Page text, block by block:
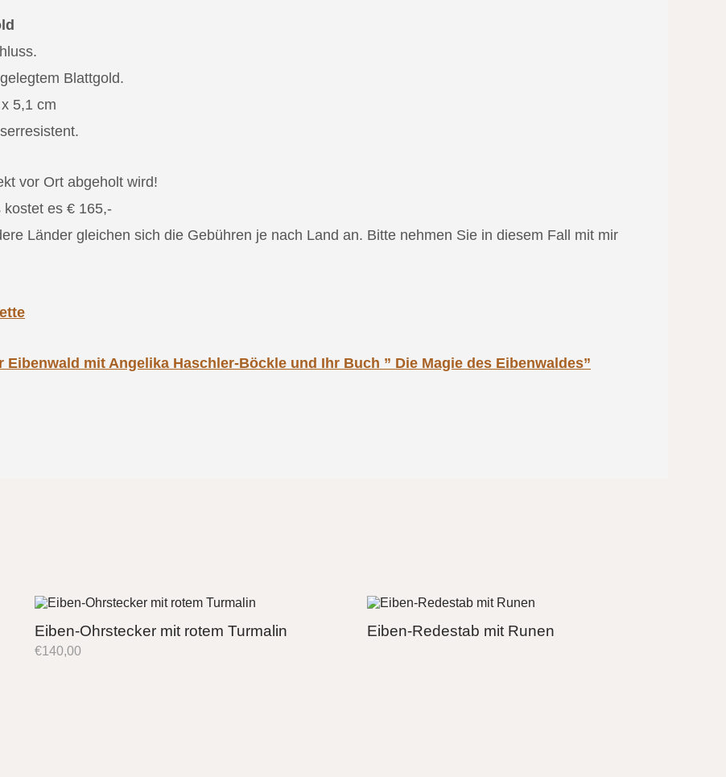
Blattgold.
5,1 cm
vor Ort abgeholt wird!
kostet es € 165,-
Länder gleichen sich die Gebühren je nach Land an. Bitte nehmen Sie in diesem Fall mit mir
mit Angelika Haschler-Böckle und Ihr Buch ” Die Magie des Eibenwaldes”
Eiben-Ohrstecker mit rotem Turmalin
€140,00
Eiben-Redestab mit Runen